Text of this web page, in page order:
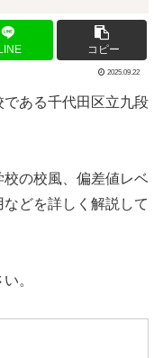
LINE コピー
2025.09.22
ある千代田区立九段
の校風、偏差値レベ
どを詳しく解説して
。